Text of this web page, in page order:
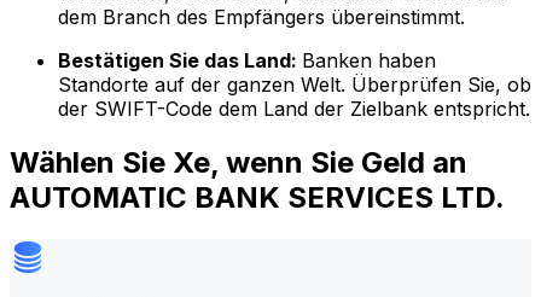
dem Branch des Empfängers übereinstimmt.
Bestätigen Sie das Land: Banken haben
Standorte auf der ganzen Welt. Überprüfen Sie, ob
der SWIFT-Code dem Land der Zielbank entspricht.
Wählen Sie Xe, wenn Sie Geld an
AUTOMATIC BANK SERVICES LTD.